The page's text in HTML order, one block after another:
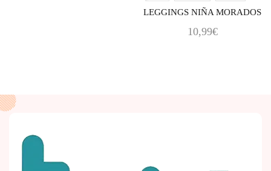
LEGGINGS NIÑA MORADOS
10,99€